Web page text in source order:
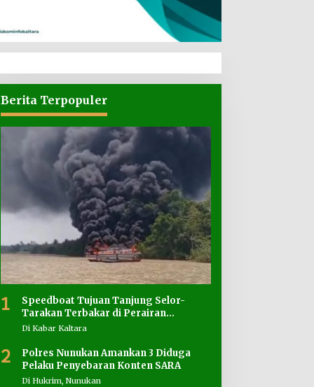
Berita Terpopuler
1
Speedboat Tujuan Tanjung Selor-
Tarakan Terbakar di Perairan
Salimbatu
Di Kabar Kaltara
2
Polres Nunukan Amankan 3 Diduga
Pelaku Penyebaran Konten SARA
Di Hukrim, Nunukan